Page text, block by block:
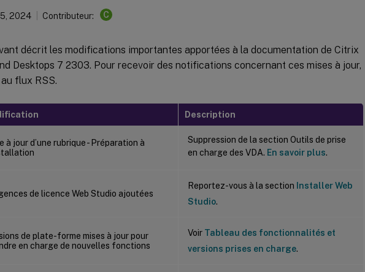
2024 Contributeur: C
décrit les modifications importantes apportées à la documentation de Citrix
Desktops 7 2303. Pour recevoir des notifications concernant ces mises à jour,
flux RSS.
Description
à jour d’une rubrique - Préparation à
Suppression de la section Outils de prise
en charge des VDA. En savoir plus.
de licence Web Studio ajoutées
Reportez-vous à la section Installer Web
Studio.
de plate-forme mises à jour pour
en charge de nouvelles fonctions
Voir Tableau des fonctionnalités et
versions prises en charge.